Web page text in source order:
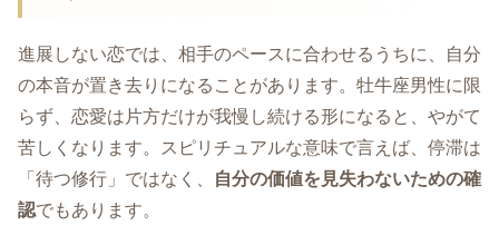
進展しない恋では、相手のペースに合わせるうちに、自分
の本音が置き去りになることがあります。牡牛座男性に限
らず、恋愛は片方だけが我慢し続ける形になると、やがて
苦しくなります。スピリチュアルな意味で言えば、停滞は
「待つ修行」ではなく、
自分の価値を見失わないための確
認でもあります。